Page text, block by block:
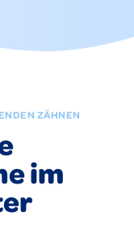
ZÄHNEN
im